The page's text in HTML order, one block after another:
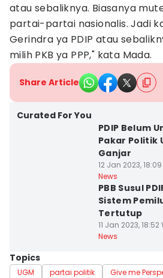
atau sebaliknya. Biasanya
partai-partai nasionalis. Jadi
Gerindra ya PDIP atau
milih PKB ya PPP," kata Mada.
Share Article
Curated For You
PDIP Belum
Pakar Politik
Ganjar
12 Jan 2023, 18:09
News
PBB Susul
Sistem
Tertutup
11 Jan 2023, 18:52
News
Topics
UGM partai politik Give me